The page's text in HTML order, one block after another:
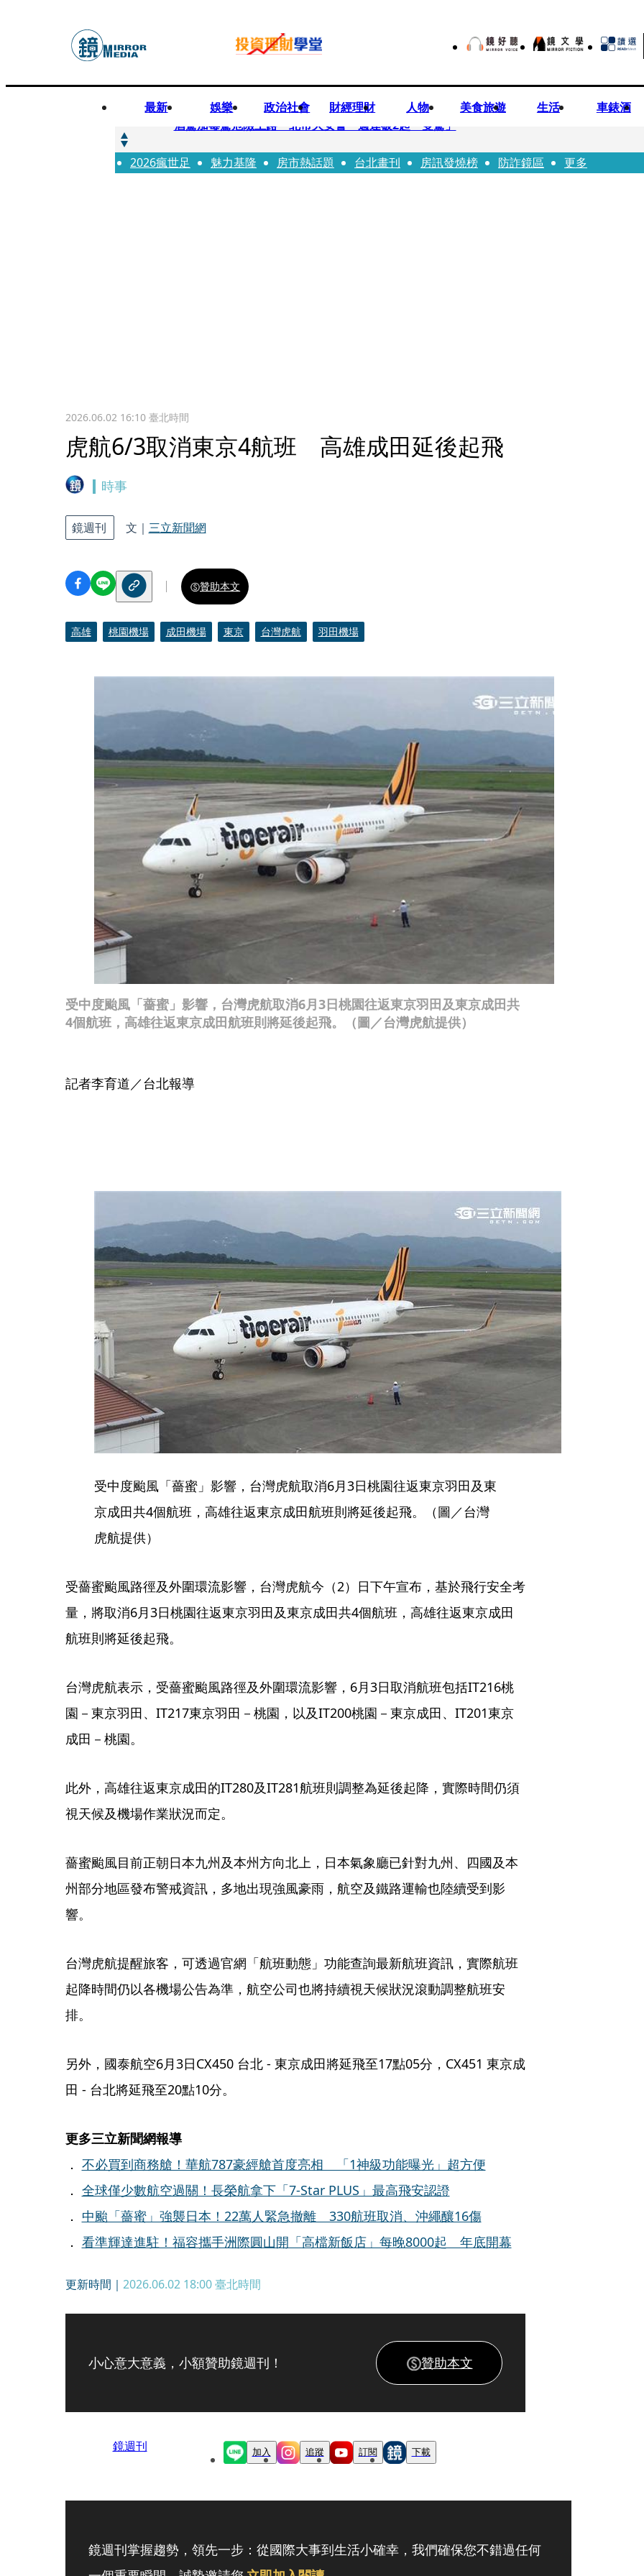
最新 娛樂 政治社會 財經理財 人物 美食旅遊 生活 車錶酒
快訊
酒駕加毒駕危險上路 北市大安警一週連破2起「雙駕」
快訊
Ozone黃文廷、FEniX夏浦洋組「神隊友」 邱以太、林亭莉熱血狂奔殺青淚崩
2026瘋世足 魅力基隆 房市熱話題 台北畫刊 房訊發燒榜 防詐鏡區 更多
2026.06.02 16:10臺北時間
虎航6/3取消東京4航班 高雄成田延後起飛
時事
受中度颱風「薔蜜」影響，台灣虎航取消6月3日桃園往返東京羽田及東京成田共
4個航班，高雄往返東京成田航班則將延後起飛。（圖／台灣虎航提供）
鏡週刊 文｜ 三立新聞網
贊助本文
高雄 桃園機場 成田機場 東京 台灣虎航 羽田機場
記者李育道／台北報導
受中度颱風「薔蜜」影響，台灣虎航取消6月3日桃園往返東京羽田及東
京成田共4個航班，高雄往返東京成田航班則將延後起飛。（圖／台灣
虎航提供）
受薔蜜颱風路徑及外圍環流影響，台灣虎航今（2）日下午宣布，基於飛行安全考
量，將取消6月3日桃園往返東京羽田及東京成田共4個航班，高雄往返東京成田
航班則將延後起飛。
台灣虎航表示，受薔蜜颱風路徑及外圍環流影響，6月3日取消航班包括IT216桃
園－東京羽田、IT217東京羽田－桃園，以及IT200桃園－東京成田、IT201東京
成田－桃園。
此外，高雄往返東京成田的IT280及IT281航班則調整為延後起降，實際時間仍須
視天候及機場作業狀況而定。
薔蜜颱風目前正朝日本九州及本州方向北上，日本氣象廳已針對九州、四國及本
州部分地區發布警戒資訊，多地出現強風豪雨，航空及鐵路運輸也陸續受到影
響。
台灣虎航提醒旅客，可透過官網「航班動態」功能查詢最新航班資訊，實際航班
起降時間仍以各機場公告為準，航空公司也將持續視天候狀況滾動調整航班安
排。
另外，國泰航空6月3日CX450 台北 - 東京成田將延飛至17點05分，CX451 東京成
田 - 台北將延飛至20點10分。
更多三立新聞網報導
． 不必買到商務艙！華航787豪經艙首度亮相 「1神級功能曝光」超方便
． 全球僅少數航空過關！長榮航拿下「7-Star PLUS」最高飛安認證
． 中颱「薔蜜」強襲日本！22萬人緊急撤離 330航班取消、沖繩釀16傷
． 看準輝達進駐！福容攜手洲際圓山開「高檔新飯店」每晚8000起 年底開幕
更新時間｜ 2026.06.02 18:00臺北時間
小心意大意義，小額贊助鏡週刊！ 贊助本文
鏡週刊 加入 追蹤 訂閱 下載
鏡週刊掌握趨勢，領先一步：從國際大事到生活小確幸，我們確保您不錯過任何